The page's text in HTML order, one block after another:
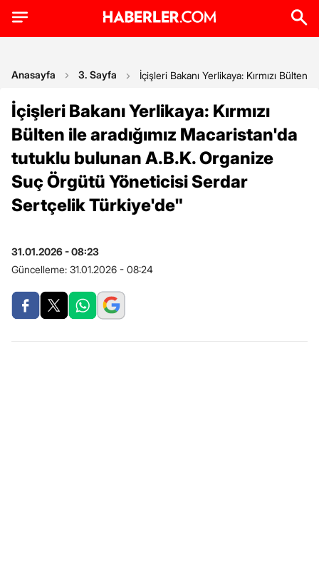
Anasayfa 3. Sayfa İçişleri Bakanı Yerlikaya: Kırmızı
İçişleri Bakanı Yerlikaya: Kırmızı
Bülten ile aradığımız Macaristan'da
tutuklu bulunan A.B.K. Organize
Suç Örgütü Yöneticisi Serdar
Sertçelik Türkiye'de"
31.01.2026 - 08:23
Güncelleme: 31.01.2026 - 08:24